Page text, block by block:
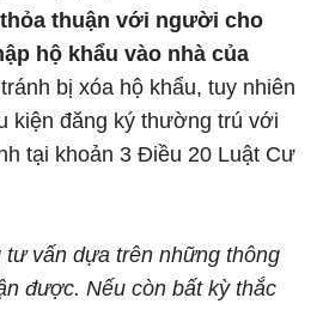
thuận với người cho
hộ khẩu vào nhà của
bị xóa hộ khẩu, tuy nhiên
kiện đăng ký thường trú với
tại khoản 3 Điều 20 Luật Cư
tư vấn dựa trên những thông
được. Nếu còn bất kỳ thắc